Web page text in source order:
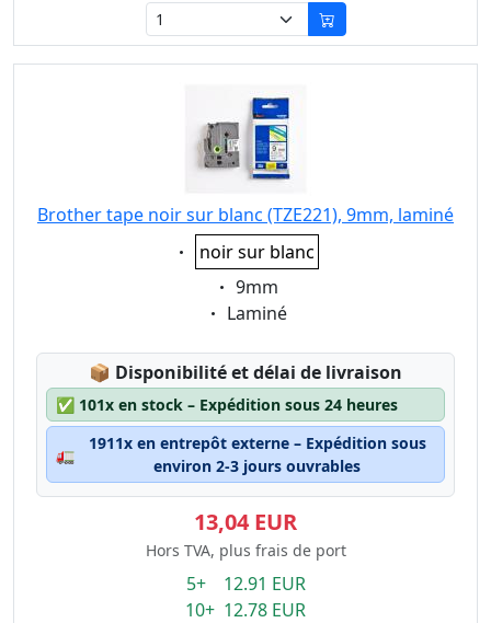
Brother tape noir sur blanc (TZE221), 9mm, laminé
Eigenschaft:
noir sur blanc
Eigenschaft:
9mm
Eigenschaft:
Laminé
📦 Lagerstatus:
Disponibilité et délai de livraison
✅ 101x en stock – Expédition sous 24 heures
🚛
1911x en entrepôt externe – Expédition sous
environ 2-3 jours ouvrables
13,04 EUR
Hors TVA, plus frais de port
5+ 12.91 EUR
10+ 12.78 EUR